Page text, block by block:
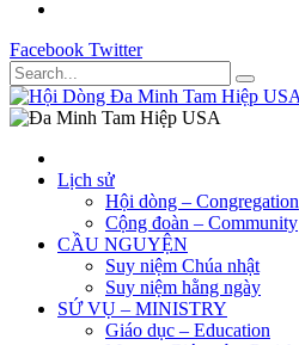
Facebook Twitter
Lịch sử
Hội dòng – Congregation
Cộng đoàn – Community
CẦU NGUYỆN
Suy niệm Chúa nhật
Suy niệm hằng ngày
SỨ VỤ – MINISTRY
Giáo dục – Education